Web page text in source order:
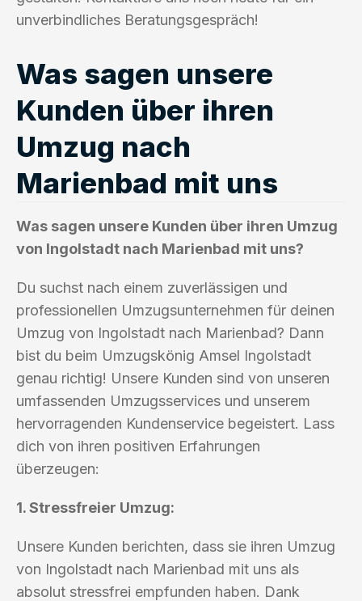
unverbindliches Beratungsgespräch!
Was sagen unsere
Kunden über ihren
Umzug nach
Marienbad mit uns
Was sagen unsere Kunden über ihren Umzug
von Ingolstadt nach Marienbad mit uns?
Du suchst nach einem zuverlässigen und
professionellen Umzugsunternehmen für deinen
Umzug von Ingolstadt nach Marienbad? Dann
bist du beim Umzugskönig Amsel Ingolstadt
genau richtig! Unsere Kunden sind von unseren
umfassenden Umzugsservices und unserem
hervorragenden Kundenservice begeistert. Lass
dich von ihren positiven Erfahrungen
überzeugen:
1. Stressfreier Umzug:
Unsere Kunden berichten, dass sie ihren Umzug
von Ingolstadt nach Marienbad mit uns als
absolut stressfrei empfunden haben. Dank